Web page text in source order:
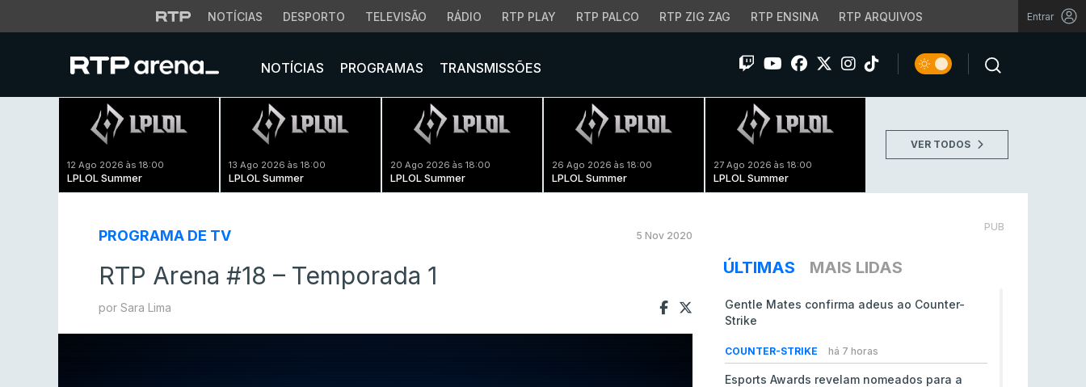
NOTÍCIAS DESPORTO TELEVISÃO RÁDIO RTP PLAY RTP PALCO RTP ZIG ZAG RTP ENSINA RTP ARQUIVOS Entrar
NOTÍCIAS PROGRAMAS TRANSMISSÕES
12 Ago 2026 às 18:00
LPLOL Summer
13 Ago 2026 às 18:00
LPLOL Summer
20 Ago 2026 às 18:00
LPLOL Summer
26 Ago 2026 às 18:00
LPLOL Summer
27 Ago 2026 às 18:00
LPLOL Summer
VER TODOS
PROGRAMA DE TV 5 Nov 2020
RTP Arena #18 – Temporada 1
por Sara Lima
PUB
ÚLTIMAS MAIS LIDAS
Gentle Mates confirma adeus ao Counter-
Strike
COUNTER-STRIKE há 7 horas
Esports Awards revelam nomeados para a